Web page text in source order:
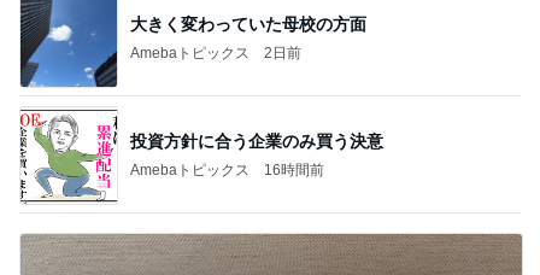
大きく変わっていた母校の方面
Amebaトピックス 2日前
投資方針に合う企業のみ買う決意
Amebaトピックス 16時間前